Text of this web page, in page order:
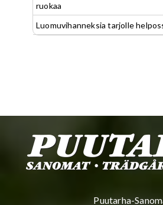
ruokaa
Luomuvihanneksia tarjolle
Puutarha-